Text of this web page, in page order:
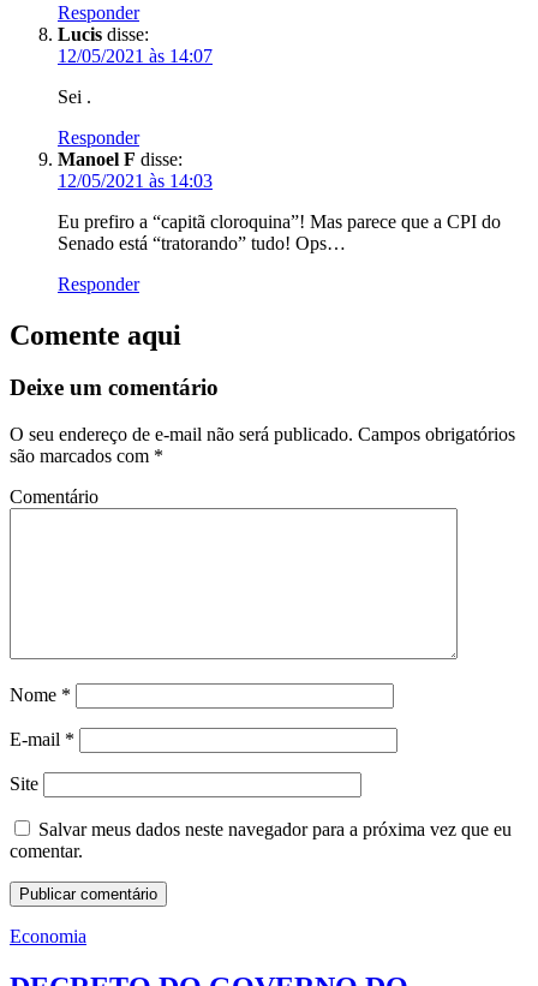
Responder
Lucis disse:
12/05/2021 às 14:07
Sei .
Responder
Manoel F disse:
12/05/2021 às 14:03
Eu prefiro a “capitã cloroquina”! Mas parece que a CPI do
Senado está “tratorando” tudo! Ops…
Responder
Comente aqui
Deixe um comentário
O seu endereço de e-mail não será publicado. Campos obrigatórios
são marcados com *
Comentário
Nome *
E-mail *
Site
Salvar meus dados neste navegador para a próxima vez que eu
comentar.
Economia